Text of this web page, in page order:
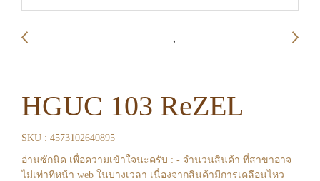
HGUC 103 ReZEL
SKU : 4573102640895
อ่านซักนิด เพื่อความเข้าใจนะครับ : - จำนวนสินค้า ที่สาขาอาจ
ไม่เท่าทีหน้า web ในบางเวลา เนื่องจากสินค้ามีการเคลือนไหว